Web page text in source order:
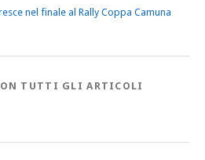
nel finale al Rally Coppa Camuna
TUTTI GLI ARTICOLI